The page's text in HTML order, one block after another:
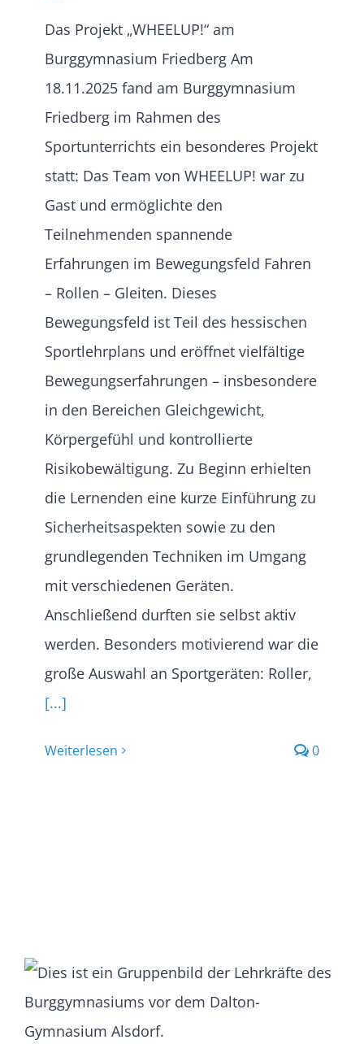
Das Projekt „WHEELUP!“ am
Burggymnasium Friedberg Am
18.11.2025 fand am Burggymnasium
Friedberg im Rahmen des
Sportunterrichts ein besonderes Projekt
statt: Das Team von WHEELUP! war zu
Gast und ermöglichte den
Teilnehmenden spannende
Erfahrungen im Bewegungsfeld Fahren
– Rollen – Gleiten. Dieses
Bewegungsfeld ist Teil des hessischen
Sportlehrplans und eröffnet vielfältige
Bewegungserfahrungen – insbesondere
in den Bereichen Gleichgewicht,
Körpergefühl und kontrollierte
Risikobewältigung. Zu Beginn erhielten
die Lernenden eine kurze Einführung zu
Sicherheitsaspekten sowie zu den
grundlegenden Techniken im Umgang
mit verschiedenen Geräten.
Anschließend durften sie selbst aktiv
werden. Besonders motivierend war die
große Auswahl an Sportgeräten: Roller,
[...]
Weiterlesen 0